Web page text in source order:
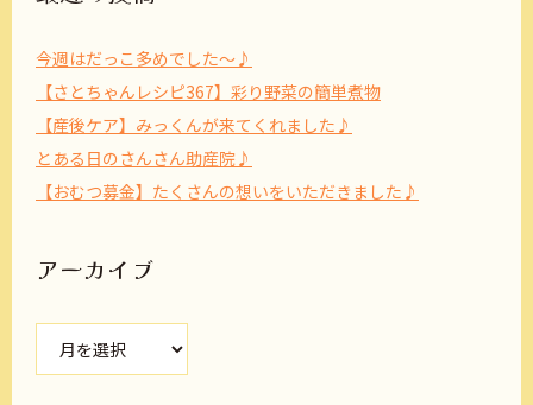
今週はだっこ多めでした～♪
【さとちゃんレシピ367】彩り野菜の簡単煮物
【産後ケア】みっくんが来てくれました♪
とある日のさんさん助産院♪
【おむつ募金】たくさんの想いをいただきました♪
アーカイブ